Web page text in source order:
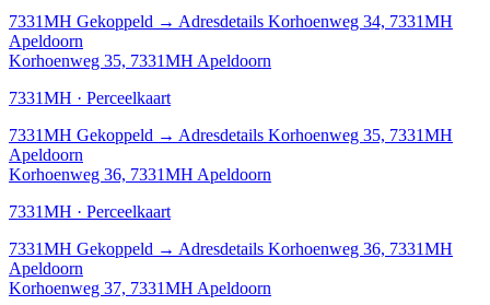
7331MH Gekoppeld → Adresdetails Korhoenweg 34, 7331MH
Apeldoorn
Korhoenweg 35, 7331MH Apeldoorn
7331MH · Perceelkaart
7331MH Gekoppeld → Adresdetails Korhoenweg 35, 7331MH
Apeldoorn
Korhoenweg 36, 7331MH Apeldoorn
7331MH · Perceelkaart
7331MH Gekoppeld → Adresdetails Korhoenweg 36, 7331MH
Apeldoorn
Korhoenweg 37, 7331MH Apeldoorn